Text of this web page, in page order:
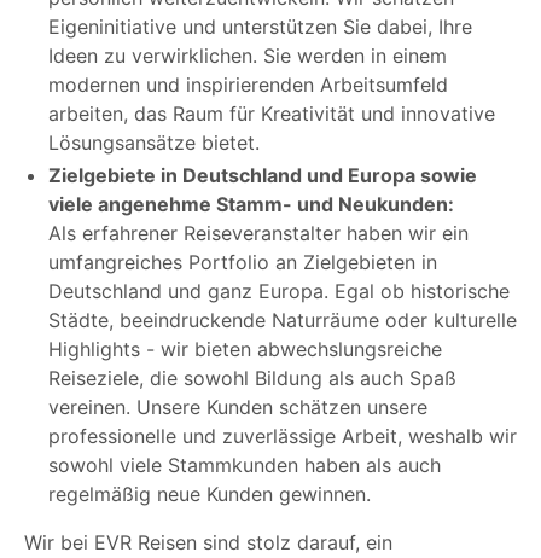
Eigeninitiative und unterstützen Sie dabei, Ihre
Ideen zu verwirklichen. Sie werden in einem
modernen und inspirierenden Arbeitsumfeld
arbeiten, das Raum für Kreativität und innovative
Lösungsansätze bietet.
Zielgebiete in Deutschland und Europa sowie
viele angenehme Stamm- und Neukunden:
Als erfahrener Reiseveranstalter haben wir ein
umfangreiches Portfolio an Zielgebieten in
Deutschland und ganz Europa. Egal ob historische
Städte, beeindruckende Naturräume oder kulturelle
Highlights - wir bieten abwechslungsreiche
Reiseziele, die sowohl Bildung als auch Spaß
vereinen. Unsere Kunden schätzen unsere
professionelle und zuverlässige Arbeit, weshalb wir
sowohl viele Stammkunden haben als auch
regelmäßig neue Kunden gewinnen.
Wir bei EVR Reisen sind stolz darauf, ein